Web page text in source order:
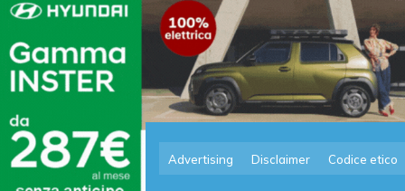
Advertising Disclaimer Codice etico